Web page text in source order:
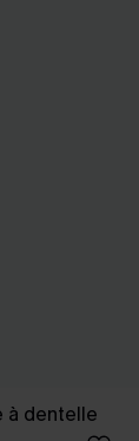
à dentelle